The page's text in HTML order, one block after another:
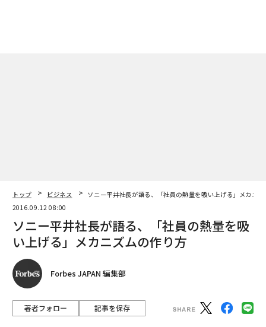
トップ ビジネス
ソニー平井社長が語る、「社員の熱量を吸い上げる」メカニ
2016.09.12 08:00
ソニー平井社長が語る、「社員の熱量を吸
い上げる」メカニズムの作り方
Forbes JAPAN 編集部
著者フォロー 記事を保存